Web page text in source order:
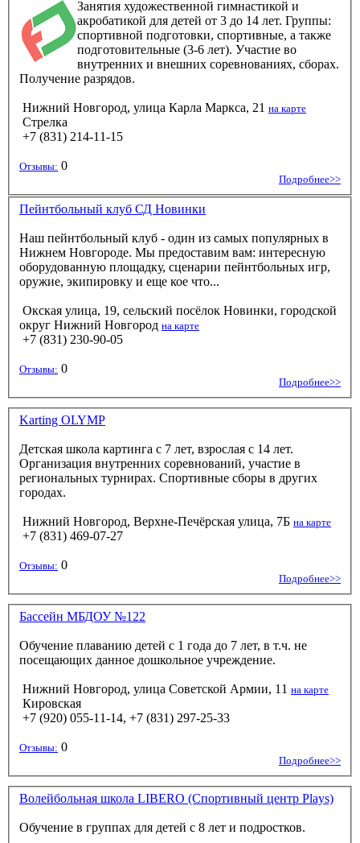
Занятия художественной гимнастикой и
акробатикой для детей от 3 до 14 лет. Группы:
спортивной подготовки, спортивные, а также
подготовительные (3-6 лет). Участие во
внутренних и внешних соревнованиях, сборах.
Получение разрядов.
Нижний Новгород, улица Карла Маркса, 21 на карте
Стрелка
+7 (831) 214-11-15
Отзывы: 0
Подробнее>>
Пейнтбольный клуб СД Новинки
Наш пейнтбольный клуб - один из самых популярных в
Нижнем Новгороде. Мы предоставим вам: интересную
оборудованную площадку, сценарии пейнтбольных игр,
оружие, экипировку и еще кое что...
Окская улица, 19, сельский посёлок Новинки, городской
округ Нижний Новгород на карте
+7 (831) 230-90-05
Отзывы: 0
Подробнее>>
Karting OLYMP
Детская школа картинга с 7 лет, взрослая с 14 лет.
Организация внутренних соревнований, участие в
региональных турнирах. Спортивные сборы в других
городах.
Нижний Новгород, Верхне-Печёрская улица, 7Б на карте
+7 (831) 469-07-27
Отзывы: 0
Подробнее>>
Бассейн МБДОУ №122
Обучение плаванию детей с 1 года до 7 лет, в т.ч. не
посещающих данное дошкольное учреждение.
Нижний Новгород, улица Советской Армии, 11 на карте
Кировская
+7 (920) 055-11-14, +7 (831) 297-25-33
Отзывы: 0
Подробнее>>
Волейбольная школа LIBERO (Спортивный центр Plays)
Обучение в группах для детей с 8 лет и подростков.